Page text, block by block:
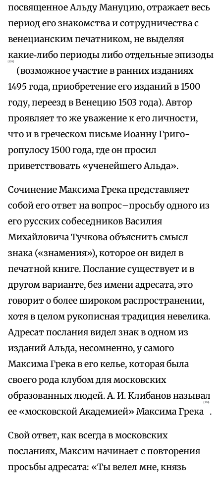
посвященное Альду Мануцию, отражает весь
период его знакомства и сотрудничества с
венецианским печатником, не выделяя
какие‑либо периоды либо отдельные эпизоды
{129}
(возможное участие в ранних изданиях
1495 года, приобретение его изданий в 1500
году, переезд в Венецию 1503 года). Автор
проявляет то же уважение к его личности,
что и в греческом письме Иоанну Григо-
ропулосу 1500 года, где он просил
приветствовать «ученейшего Альда».
Сочинение Максима Грека представляет
собой его ответ на вопрос–просьбу одного из
его русских собеседников Василия
Михайловича Тучкова объяснить смысл
знака («знамения»), которое он видел в
печатной книге. Послание существует и в
другом варианте, без имени адресата, это
говорит о более широком распространении,
хотя в целом рукописная традиция невелика.
Адресат послания видел знак в одном из
изданий Альда, несомненно, у самого
Максима Грека в его келье, которая была
своего рода клубом для московских
образованных людей. А. И. Клибанов называл
ее «московской Академией» Максима Грека
{130}
.
Свой ответ, как всегда в московских
посланиях, Максим начинает с повторения
просьбы адресата: «Ты велел мне, князь